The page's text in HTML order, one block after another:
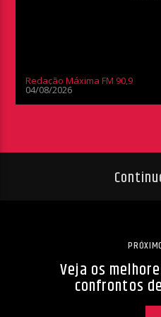
Redação Máxima FM 90,9
04/08/2026
Veja os
confrontos